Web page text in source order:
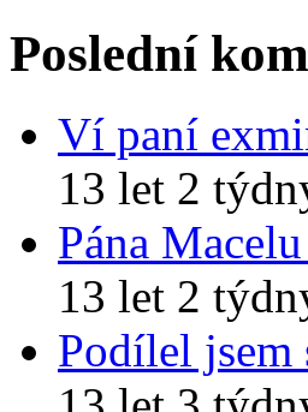
Poslední
Ví paní
13 let 2
Pána
13 let 2
Podílel jsem